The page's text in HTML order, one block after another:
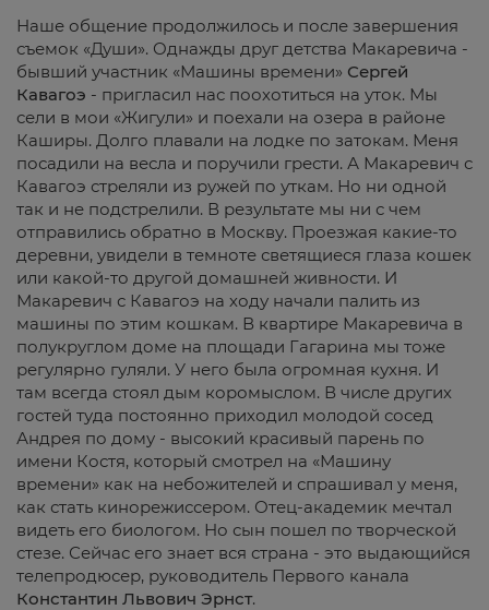
Наше общение продолжилось и после завершения
съемок «Души». Однажды друг детства Макаревича -
бывший участник «Машины времени» Сергей
Кавагоэ - пригласил нас поохотиться на уток. Мы
сели в мои «Жигули» и поехали на озера в районе
Каширы. Долго плавали на лодке по затокам. Меня
посадили на весла и поручили грести. А Макаревич с
Кавагоэ стреляли из ружей по уткам. Но ни одной
так и не подстрелили. В результате мы ни с чем
отправились обратно в Москву. Проезжая какие-то
деревни, увидели в темноте светящиеся глаза кошек
или какой-то другой домашней живности. И
Макаревич с Кавагоэ на ходу начали палить из
машины по этим кошкам. В квартире Макаревича в
полукруглом доме на площади Гагарина мы тоже
регулярно гуляли. У него была огромная кухня. И
там всегда стоял дым коромыслом. В числе других
гостей туда постоянно приходил молодой сосед
Андрея по дому - высокий красивый парень по
имени Костя, который смотрел на «Машину
времени» как на небожителей и спрашивал у меня,
как стать кинорежиссером. Отец-академик мечтал
видеть его биологом. Но сын пошел по творческой
стезе. Сейчас его знает вся страна - это выдающийся
телепродюсер, руководитель Первого канала
Константин Львович Эрнст.